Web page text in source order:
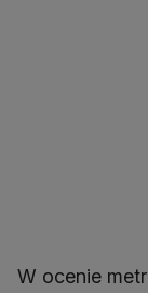
W ocenie